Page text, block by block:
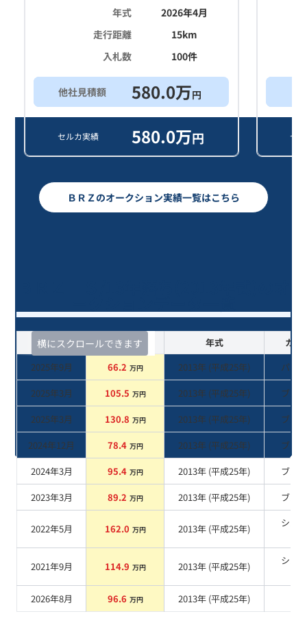
年式
2026年4月
走行距離
15km
入札数
100件
他社見積額 580.0万円
セルカ実績 580.0万円 セ
ＢＲＺのオークション実績一覧はこちら
横にスクロールできます
査定時期 セルカ実績 年式
カラ
2025年9月
66.2 万円 2013年 (平成25年)
パール
2025年3月
105.5 万円 2013年 (平成25年)
ブルー
2025年3月
130.8 万円 2013年 (平成25年)
ブルー
2024年12月
78.4 万円 2013年 (平成25年)
ブルー
2024年3月
95.4 万円 2013年 (平成25年)
ブルー
2023年3月
89.2 万円 2013年 (平成25年) ブルー
2022年5月 162.0 万円 2013年 (平成25年)
シル
2021年9月 114.9 万円 2013年 (平成25年)
シル
2026年8月
96.6 万円 2013年 (平成25年)